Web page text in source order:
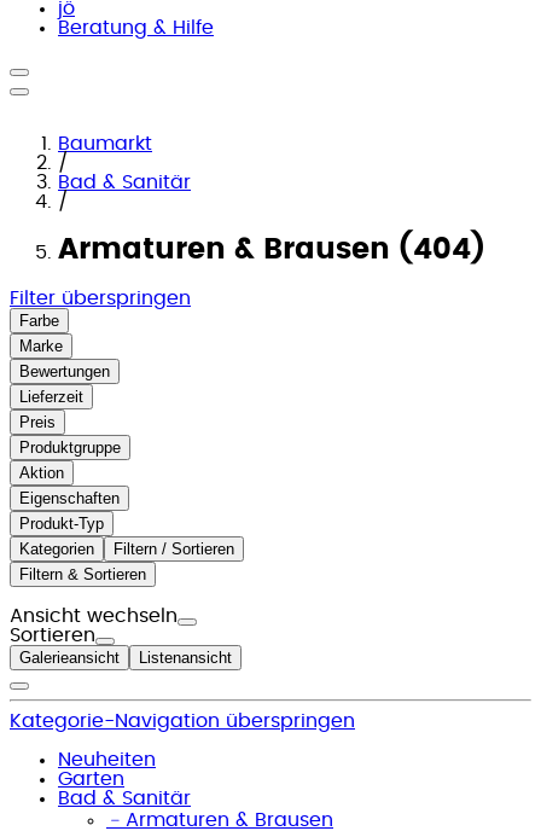
jö
Beratung & Hilfe
Baumarkt
/
Bad & Sanitär
/
Armaturen & Brausen (404)
Filter überspringen
Farbe
Marke
Bewertungen
Lieferzeit
Preis
Produktgruppe
Aktion
Eigenschaften
Produkt-Typ
Kategorien
Filtern / Sortieren
Filtern & Sortieren
Ansicht wechseln
Sortieren
Galerieansicht Listenansicht
Kategorie-Navigation überspringen
Neuheiten
Garten
Bad & Sanitär
﹣ Armaturen & Brausen